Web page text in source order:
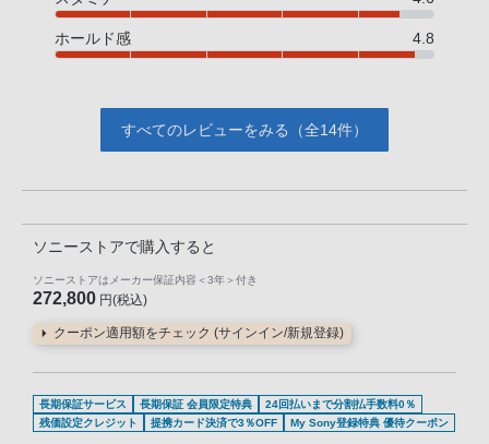
ホールド感 4.8
すべてのレビューをみる（全14件）
ソニーストアで購入すると
ソニーストアはメーカー保証内容 ＜3年＞ 付き
272,800 円(税込)
クーポン適用額をチェック (サインイン/新規登録)
長期保証サービス 長期保証 会員限定特典
24回払いまで分割払手数料0％
残価設定クレジット
提携カード決済で3％OFF My Sony登録特典 優待クーポン